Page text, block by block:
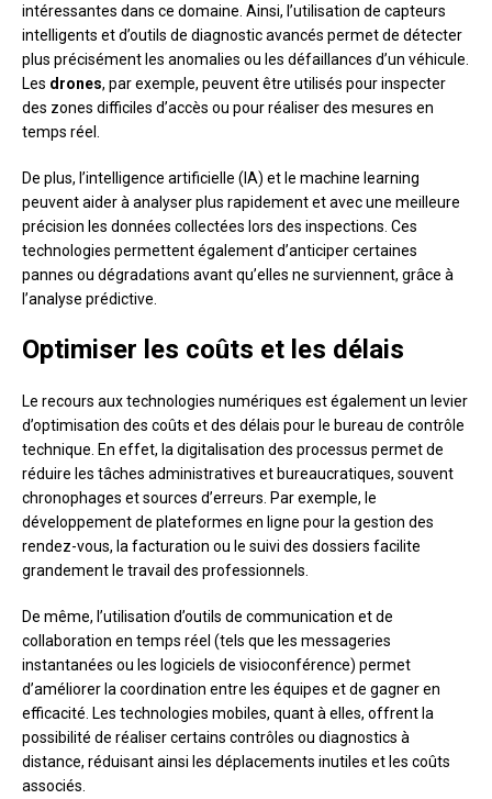
intéressantes dans ce domaine. Ainsi, l’utilisation de capteurs
intelligents et d’outils de diagnostic avancés permet de détecter
plus précisément les anomalies ou les défaillances d’un véhicule.
Les drones, par exemple, peuvent être utilisés pour inspecter
des zones difficiles d’accès ou pour réaliser des mesures en
temps réel.
De plus, l’intelligence artificielle (IA) et le machine learning
peuvent aider à analyser plus rapidement et avec une meilleure
précision les données collectées lors des inspections. Ces
technologies permettent également d’anticiper certaines
pannes ou dégradations avant qu’elles ne surviennent, grâce à
l’analyse prédictive.
Optimiser les coûts et les délais
Le recours aux technologies numériques est également un levier
d’optimisation des coûts et des délais pour le bureau de contrôle
technique. En effet, la digitalisation des processus permet de
réduire les tâches administratives et bureaucratiques, souvent
chronophages et sources d’erreurs. Par exemple, le
développement de plateformes en ligne pour la gestion des
rendez-vous, la facturation ou le suivi des dossiers facilite
grandement le travail des professionnels.
De même, l’utilisation d’outils de communication et de
collaboration en temps réel (tels que les messageries
instantanées ou les logiciels de visioconférence) permet
d’améliorer la coordination entre les équipes et de gagner en
efficacité. Les technologies mobiles, quant à elles, offrent la
possibilité de réaliser certains contrôles ou diagnostics à
distance, réduisant ainsi les déplacements inutiles et les coûts
associés.